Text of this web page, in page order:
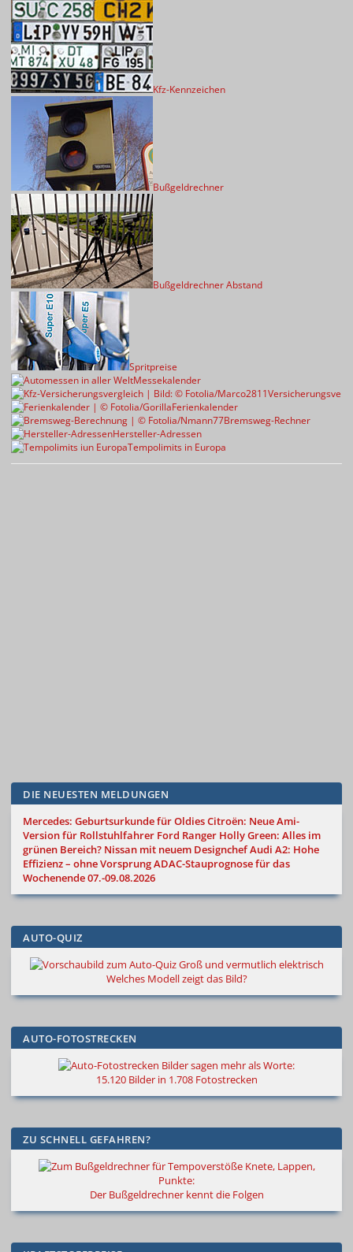
Kfz-Kennzeichen
Bußgeldrechner
Bußgeldrechner Abstand
Spritpreise
Messekalender
Ferienkalender
Bremsweg-Rechner
Hersteller-Adressen
Tempolimits in Europa
DIE NEUESTEN MELDUNGEN
Mercedes: Geburtsurkunde für OldiesCitroën: Neue Ami-
Version für Rollstuhlfahrer Ford Ranger Holly Green: Alles im
grünen Bereich? Nissan mit neuem DesignchefAudi A2: Hohe
Effizienz – ohne VorsprungADAC-Stauprognose für das
Wochenende 07.-09.08.2026
AUTO-QUIZ
Groß und vermutlich elektrisch
Welches Modell zeigt das Bild?
AUTO-FOTOSTRECKEN
Bilder sagen mehr als Worte:
15.120 Bilder in 1.708 Fotostrecken
ZU SCHNELL GEFAHREN?
Knete, Lappen,
Punkte:
Der Bußgeldrechner kennt die Folgen